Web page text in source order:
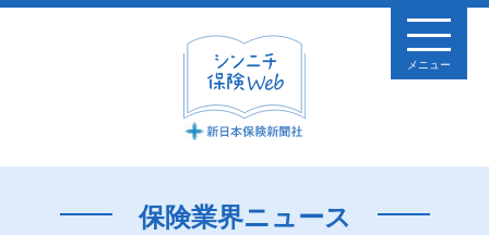
メニュー
保険業界ニュース